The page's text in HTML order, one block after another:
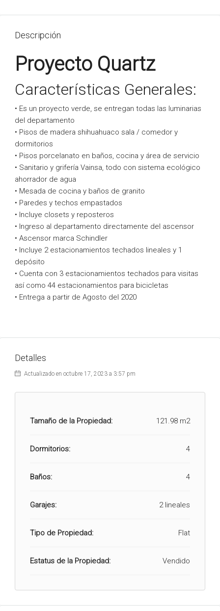
Descripción
Proyecto Quartz
Características Generales:
• Es un proyecto verde, se entregan todas las luminarias
del departamento
• Pisos de madera shihuahuaco sala / comedor y
dormitorios
• Pisos porcelanato en baños, cocina y área de servicio
• Sanitario y grifería Vainsa, todo con sistema ecológico
ahorrador de agua
• Mesada de cocina y baños de granito
• Paredes y techos empastados
• Incluye closets y reposteros
• Ingreso al departamento directamente del ascensor
• Ascensor marca Schindler
• Incluye 2 estacionamientos techados lineales y 1
depósito
• Cuenta con 3 estacionamientos techados para visitas
así como 44 estacionamientos para bicicletas
• Entrega a partir de Agosto del 2020
Detalles
Actualizado en octubre 17, 2023 a 3:57 pm
Tamaño de la Propiedad: 121.98 m2
Dormitorios: 4
Baños: 4
Garajes: 2 lineales
Tipo de Propiedad: Flat
Estatus de la Propiedad: Vendido